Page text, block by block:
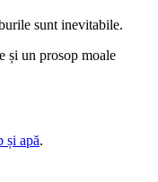
sunt inevitabile.
și un prosop moale
și apă.